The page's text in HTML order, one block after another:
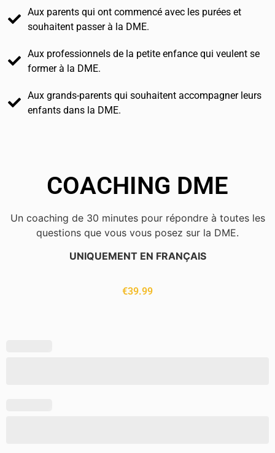
Aux parents qui ont commencé avec les purées et
souhaitent passer à la DME.
Aux professionnels de la petite enfance qui veulent se
former à la DME.
Aux grands-parents qui souhaitent accompagner leurs
enfants dans la DME.
COACHING DME
Un coaching de 30 minutes pour répondre à toutes les
questions que vous vous posez sur la DME.
UNIQUEMENT EN FRANÇAIS
€39.99